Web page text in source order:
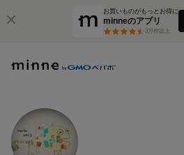
お買いものがもっとお得に
minneのアプリ
3万件以上